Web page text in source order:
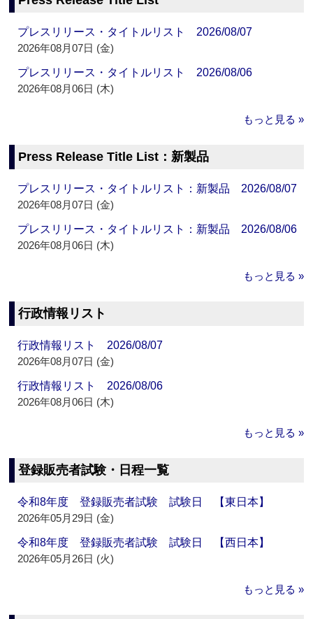
プレスリリース・タイトルリスト 2026/08/07
2026年08月07日 (金)
プレスリリース・タイトルリスト 2026/08/06
2026年08月06日 (木)
もっと見る »
Press Release Title List：新製品
プレスリリース・タイトルリスト：新製品 2026/08/07
2026年08月07日 (金)
プレスリリース・タイトルリスト：新製品 2026/08/06
2026年08月06日 (木)
もっと見る »
行政情報リスト
行政情報リスト 2026/08/07
2026年08月07日 (金)
行政情報リスト 2026/08/06
2026年08月06日 (木)
もっと見る »
登録販売者試験・日程一覧
令和8年度 登録販売者試験 試験日 【東日本】
2026年05月29日 (金)
令和8年度 登録販売者試験 試験日 【西日本】
2026年05月26日 (火)
もっと見る »